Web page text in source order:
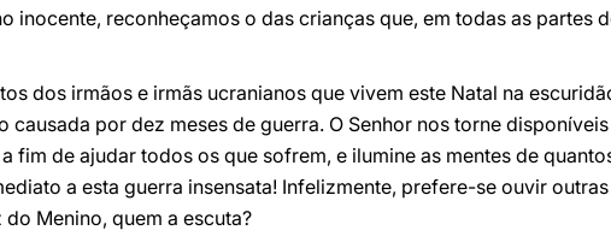
inocente, reconheçamos o das crianças que, em todas as partes
dos irmãos e irmãs ucranianos que vivem este Natal na
causada por dez meses de guerra. O Senhor nos torne
fim de ajudar todos os que sofrem, e ilumine as mentes de
a esta guerra insensata! Infelizmente, prefere-se ouvir
Menino, quem a escuta?